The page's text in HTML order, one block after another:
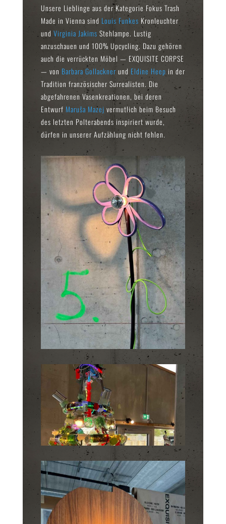
Unsere Lieblinge aus der Kategorie Fokus Trash
Made in Vienna sind Louis Funkes Kronleuchter
und Virginia Jakims Stehlampe. Lustig
anzuschauen und 100% Upcycling. Dazu gehören
auch die verrückten Möbel — EXQUISITE CORPSE
— von Barbara Gollackner und Eldine Heep in der
Tradition französischer Surrealisten. Die
abgefahrenen Vasenkreationen, bei deren
Entwurf Maruša Mazej vermutlich beim Besuch
des letzten Polterabends inspiriert wurde,
dürfen in unserer Aufzählung nicht fehlen.